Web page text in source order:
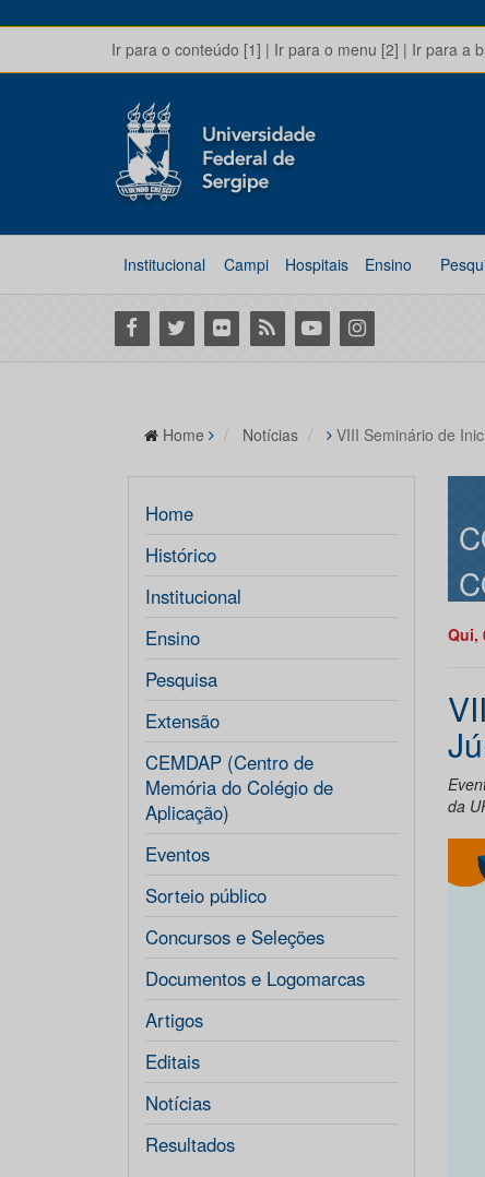
Ir para o conteúdo [1] | Ir para o menu [2] | Ir para a
Institucional Campi Hospitais Ensino
Facebook
Twitter Flickr RSS YoutubeInstagram
Home Notícias VIII Seminário de
Home
Histórico
Institucional
Ensino
Pesquisa
Extensão
CEMDAP (Centro de
Memória do Colégio de
Aplicação)
Eventos
Sorteio público
Concursos e Seleções
Documentos e Logomarcas
Artigos
Editais
Notícias
Resultados
Qui,
da